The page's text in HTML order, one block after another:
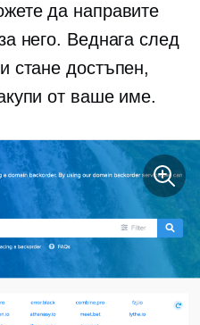
да направите
него. Веднага след
стане достъпен,
от ваше име.